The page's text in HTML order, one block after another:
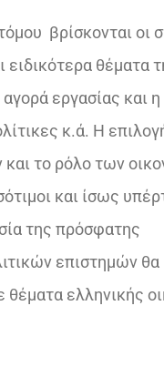
βρίσκονται οι
ειδικότερα θέματα
εργασίας και η
κ.ά. Η
το ρόλο των
και ίσως
της πρόσφατης
επιστημών
ελληνικής